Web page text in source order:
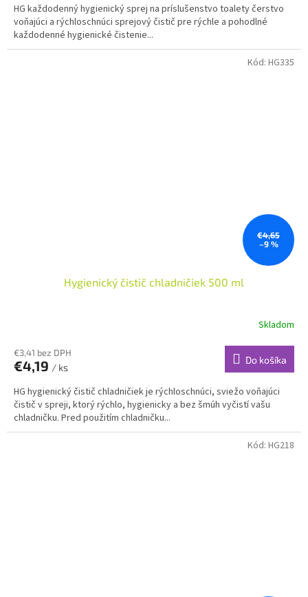
HG každodenný hygienický sprej na príslušenstvo toalety čerstvo
voňajúci a rýchloschnúci sprejový čistič pre rýchle a pohodlné
každodenné hygienické čistenie...
€4,65
–9 %
Hygienický čistič chladničiek 500 ml
Skladom
€3,41 bez DPH
€4,19 / ks
Do košíka
HG hygienický čistič chladničiek je rýchloschnúci, sviežo voňajúci
čistič v spreji, ktorý rýchlo, hygienicky a bez šmúh vyčistí vašu
chladničku. Pred použitím chladničku...
Kód: HG335
Kód: HG218